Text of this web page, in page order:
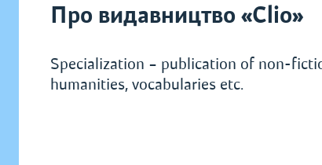
Про видавництво «Clio»
Specialization – publication of non-
humanities, vocabularies etc.